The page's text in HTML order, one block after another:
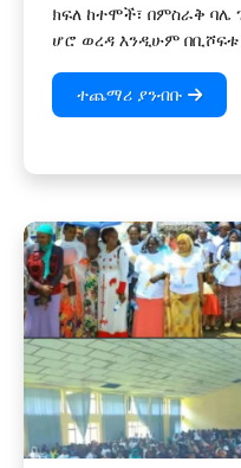
ክፍለ ከተሞች፣ በምስራቅ
ሆሮ ወረዳ እንዲሁም በቢሾፍቱ
ተጨማሪ ያንብቡ